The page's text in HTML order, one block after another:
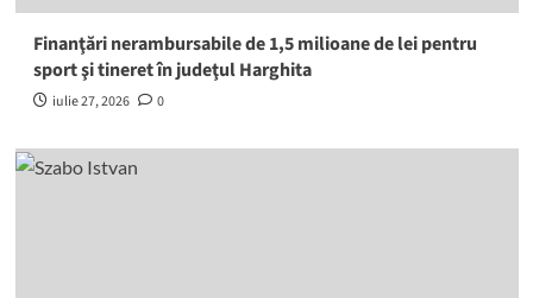
Finanţări nerambursabile de 1,5 milioane de lei pentru
sport şi tineret în judeţul Harghita
iulie 27, 2026 0